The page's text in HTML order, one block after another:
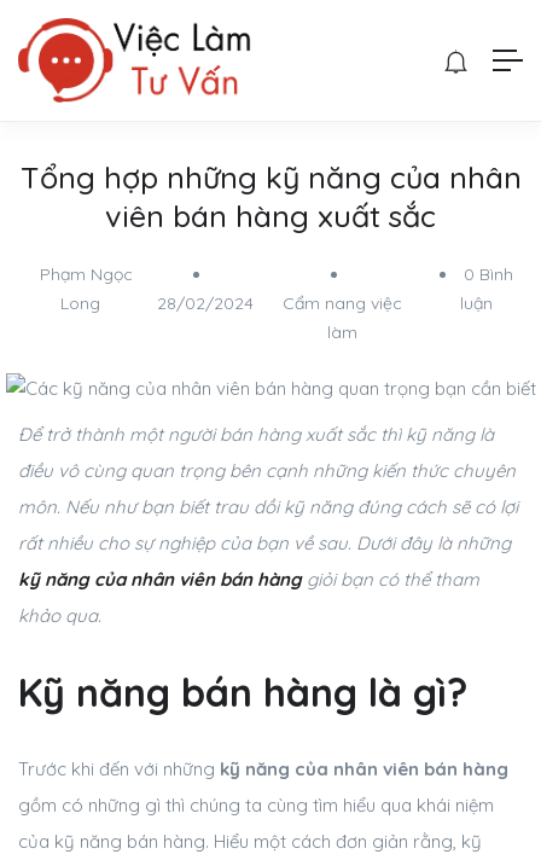
Tổng hợp những kỹ năng của nhân
viên bán hàng xuất sắc
Phạm Ngọc
Long
28/02/2024
Cẩm nang việc
làm
0 Bình
luận
Để trở thành một người bán hàng xuất sắc thì kỹ năng là
điều vô cùng quan trọng bên cạnh những kiến thức chuyên
môn. Nếu như bạn biết trau dồi kỹ năng đúng cách sẽ có lợi
rất nhiều cho sự nghiệp của bạn về sau. Dưới đây là những
kỹ năng của nhân viên bán hàng giỏi bạn có thể tham
khảo qua.
Kỹ năng bán hàng là gì?
Trước khi đến với những kỹ năng của nhân viên bán hàng
gồm có những gì thì chúng ta cùng tìm hiểu qua khái niệm
của kỹ năng bán hàng. Hiểu một cách đơn giản rằng, kỹ